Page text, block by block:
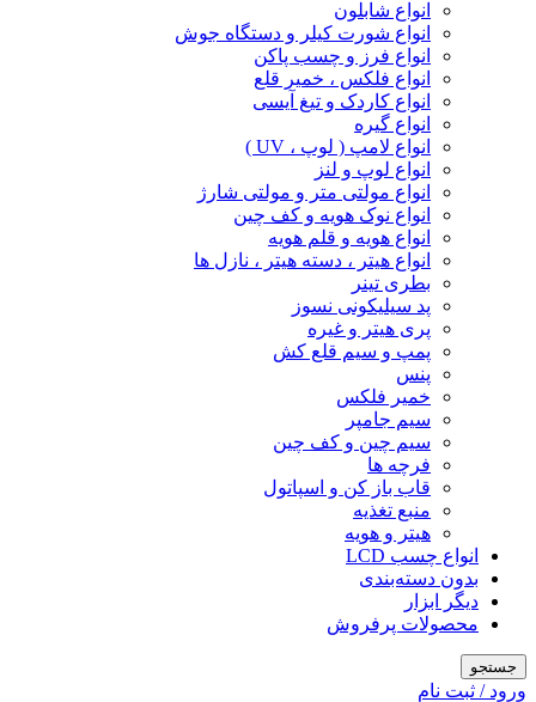
انواع شابلون
انواع شورت کیلر و دستگاه جوش
انواع فرز و چسب پاکن
انواع فلکس ، خمیر قلع
انواع کاردک و تیغ آیسی
انواع گیره
انواع لامپ ( لوپ ، UV )
انواع لوپ و لنز
انواع مولتی متر و مولتی شارژ
انواع نوک هویه و کف چین
انواع هویه و قلم هویه
انواع هیتر ، دسته هیتر ، نازل ها
بطری تینر
پد سیلیکونی نسوز
پری هیتر و غیره
پمپ و سیم قلع کش
پنس
خمیر فلکس
سیم جامپر
سیم چین و کف چین
فرچه ها
قاب باز کن و اسپاتول
منبع تغذیه
هیتر و هویه
انواع چسب LCD
بدون دسته‌بندی
دیگر ابزار
محصولات پرفروش
جستجو
ورود / ثبت نام